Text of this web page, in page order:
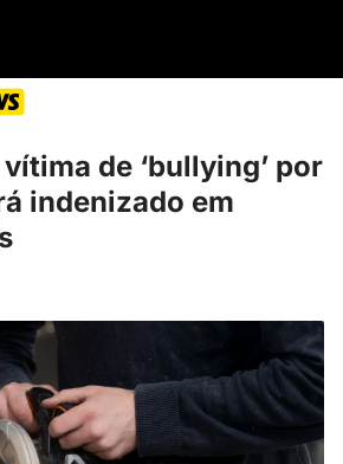
de ‘bullying’ por
indenizado em